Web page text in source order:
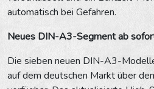
automatisch bei Gefahren.
Neues DIN-A3-Segment ab
Die sieben neuen DIN-A3-
auf dem deutschen Markt über